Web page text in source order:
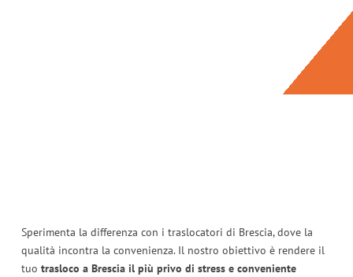
Sperimenta la differenza con i traslocatori di Brescia, dove la
qualità incontra la convenienza. Il nostro obiettivo è rendere il
tuo trasloco a Brescia il più privo di stress e conveniente